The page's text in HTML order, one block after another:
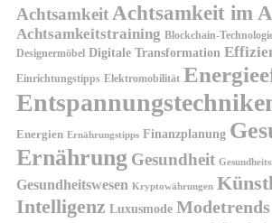
Achtsamkeit Achtsamkeit im
Achtsamkeitstraining Blockchain-
Designermöbel Digitale Transformation
Einrichtungstipps Elektromobilität
Energien Ernährungstipps Finanzplanung
Ernährung Gesundheit
Gesundheitswesen Kryptowährungen
Intelligenz Luxusmode Modetrends